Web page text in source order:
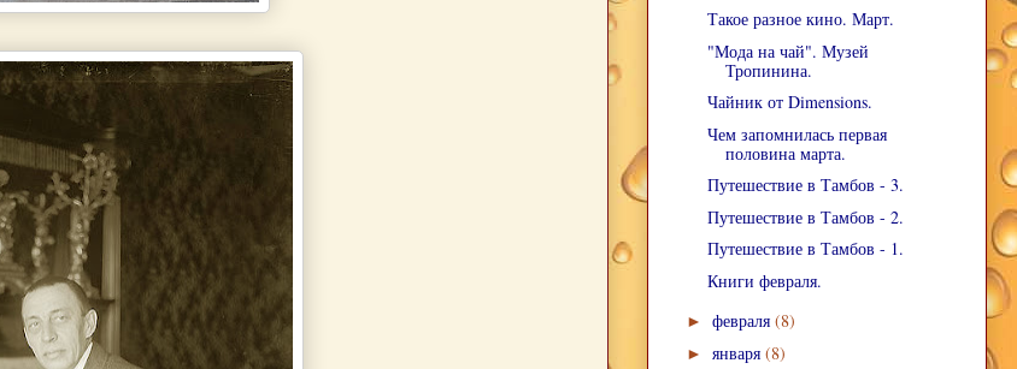
Такое разное кино. Март.
"Мода на чай". Музей
Тропинина.
Чайник от Dimensions.
Чем запомнилась первая
половина марта.
Путешествие в Тамбов - 3.
Путешествие в Тамбов - 2.
Путешествие в Тамбов - 1.
Книги февраля.
►февраля(8)
►января(8)